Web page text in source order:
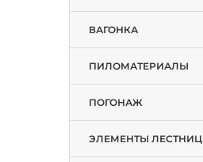
ВАГОНКА
ПИЛОМАТЕРИАЛЫ
ПОГОНАЖ
ЭЛЕМЕНТЫ ЛЕСТНИЦ